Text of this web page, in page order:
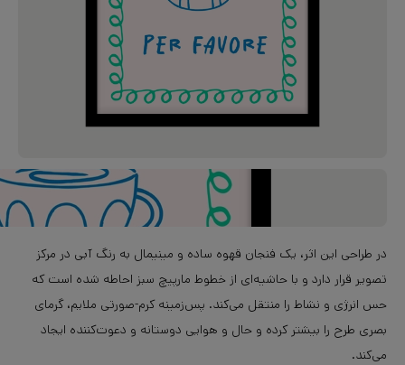
در طراحی این اثر، یک فنجان قهوه ساده و مینیمال به رنگ آبی در مرکز
تصویر قرار دارد و با حاشیه‌ای از خطوط مارپیچ سبز احاطه شده است که
حس انرژی و نشاط را منتقل می‌کند. پس‌زمینه کرم-صورتی ملایم، گرمای
بصری طرح را بیشتر کرده و حال و هوایی دوستانه و دعوت‌کننده ایجاد
می‌کند.